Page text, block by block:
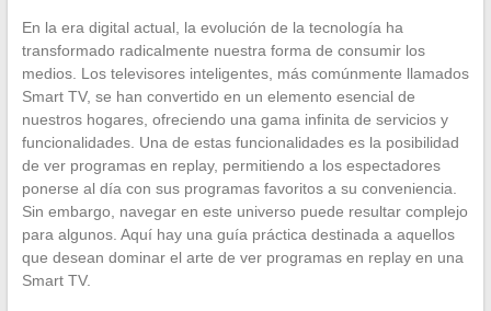
En la era digital actual, la evolución de la tecnología ha
transformado radicalmente nuestra forma de consumir los
medios. Los televisores inteligentes, más comúnmente llamados
Smart TV, se han convertido en un elemento esencial de
nuestros hogares, ofreciendo una gama infinita de servicios y
funcionalidades. Una de estas funcionalidades es la posibilidad
de ver programas en replay, permitiendo a los espectadores
ponerse al día con sus programas favoritos a su conveniencia.
Sin embargo, navegar en este universo puede resultar complejo
para algunos. Aquí hay una guía práctica destinada a aquellos
que desean dominar el arte de ver programas en replay en una
Smart TV.